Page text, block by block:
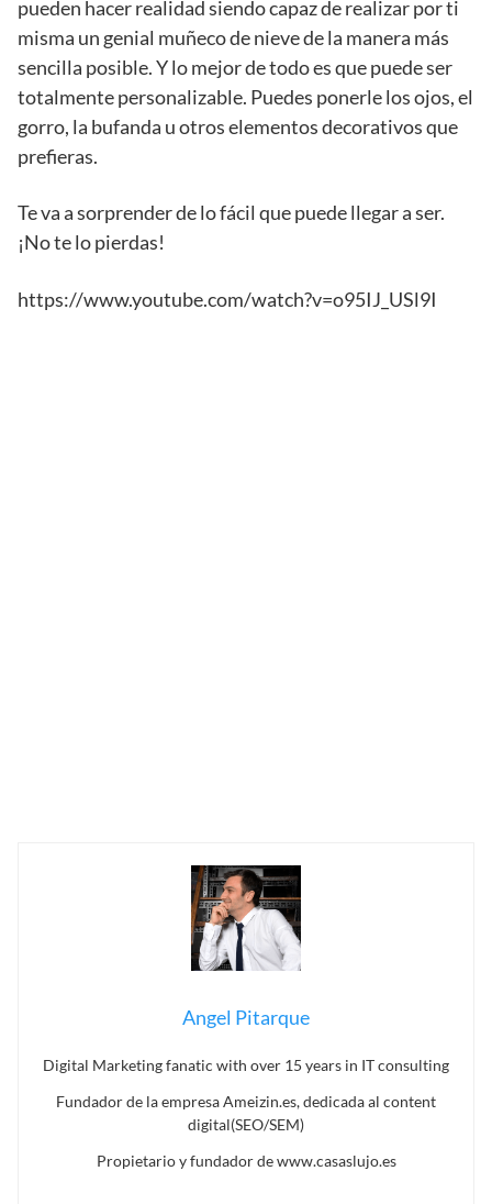
pueden hacer realidad siendo capaz de realizar por ti
misma un genial muñeco de nieve de la manera más
sencilla posible. Y lo mejor de todo es que puede ser
totalmente personalizable. Puedes ponerle los ojos, el
gorro, la bufanda u otros elementos decorativos que
prefieras.
Te va a sorprender de lo fácil que puede llegar a ser.
¡No te lo pierdas!
https://www.youtube.com/watch?v=o95IJ_USl9I
Angel Pitarque
Digital Marketing fanatic with over 15 years in IT consulting
Fundador de la empresa Ameizin.es, dedicada al content
digital(SEO/SEM)
Propietario y fundador de www.casaslujo.es